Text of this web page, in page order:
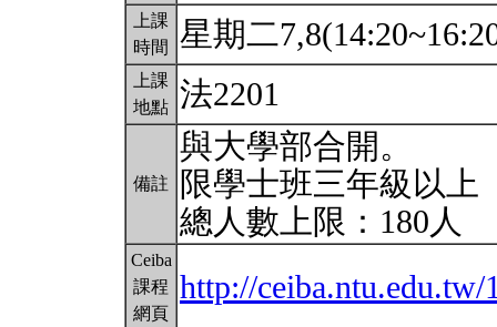
上課
時間
星期二
上課
地點 法2201
備註
與大學部合開。
限學士班三年級以上
總人數上限：180人
Ceiba
課程
網頁
http://ceiba.ntu.edu.tw/